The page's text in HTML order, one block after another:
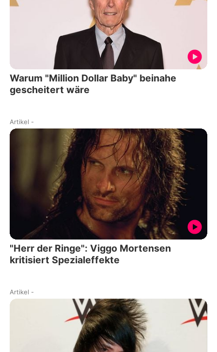
Warum "Million Dollar Baby" beinahe
gescheitert wäre
Artikel -
"Herr der Ringe": Viggo Mortensen
kritisiert Spezialeffekte
Artikel -